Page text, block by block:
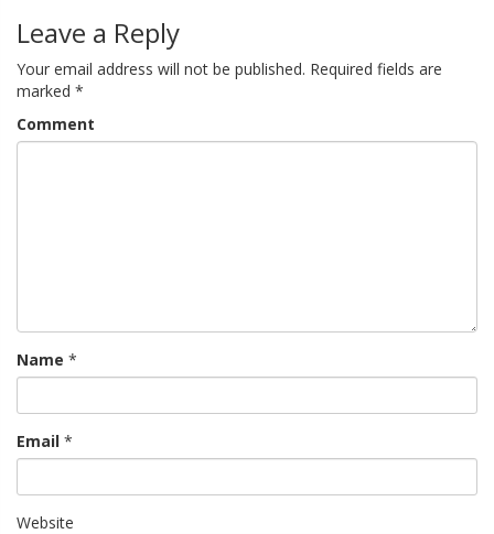
Leave a Reply
Your email address will not be published. Required fields are
marked *
Comment
Name *
Email *
Website